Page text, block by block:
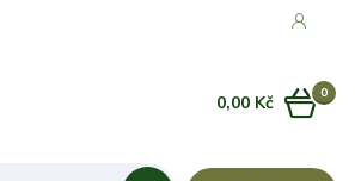
0
0,00 Kč